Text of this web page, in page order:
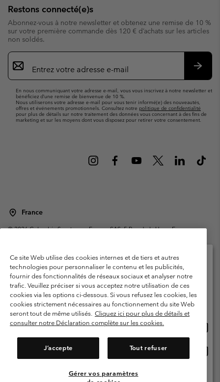
Restons connecté(e)s
Abonnez-vous à notre newsletter et obtenez une remise de 10 %
sur votre première commande dès 120 € d’achats sur les articles
non soldés.
Inscription
par
e-
En nous communiquant votre adresse e-mail, vous vous inscrivez à notre newsletter et
bénéficiez d’une remise de bienvenue de 10 %.
Nous utiliserons votre adresse e-mail pour vous tenir informé(e) des nouveautés,
offres et événements promotionnels. Consultez notre politique de confidentialité
pour plus de détails sur notre traitement des données vous concernant à des fins de
marketing et sur les moyens dont vous disposez pour retirer votre consentement.
France
©2026Columbia Sportswear Europe SAS. 5 Rue de la Haye, Espace
Garanties Légales
Politique de confidentialité
Conditions d'utilisation - Membres
Conditions D'utilisation - Contenu généré par l'utilisateur
Impressum
Cookies
Public CBCR
Ce site Web utilise des cookies internes et de tiers et autres
technologies pour personnaliser le contenu et les publicités,
fournir des fonctionnalités de réseaux sociaux et analyser notre
trafic. Veuillez préciser si vous acceptez notre utilisation de ces
cookies via les options ci-dessous. Si vous refusez les cookies, les
cookies strictement nécessaires au fonctionnement du site Web
seront tout de même utilisés. Cliquez ici pour plus de détails et
consulter notre Déclaration complète sur les cookies.
J’accepte Tout refuser
Gérer vos paramètres
Veuillez sélectionner votre pays d’expédition et
votre langue
Achats en ligne disponibles
United States
ligne
France
Voir Tous Les Pays